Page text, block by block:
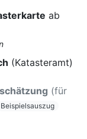
ab
(Katasteramt)
(für
Beispielsauszug